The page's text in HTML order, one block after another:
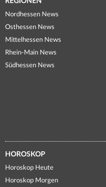
Nordhessen News
Osthessen News
Mittelhessen News
Rhein-Main News
Südhessen News
HOROSKOP
Horoskop Heute
Horoskop Morgen